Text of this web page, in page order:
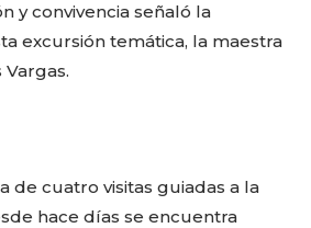
y convivencia señaló la
excursión temática, la maestra
de cuatro visitas guiadas a la
hace días se encuentra